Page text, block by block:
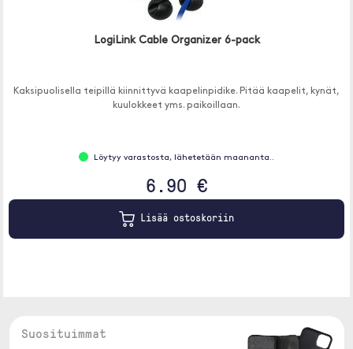
LogiLink Cable Organizer 6-pack
Kaksipuolisella teipillä kiinnittyvä kaapelinpidike. Pitää kaapelit, kynät,
kuulokkeet yms. paikoillaan.
Löytyy varastosta, lähetetään maananta..
6.90 €
Lisää ostoskoriin
Suosituimmat